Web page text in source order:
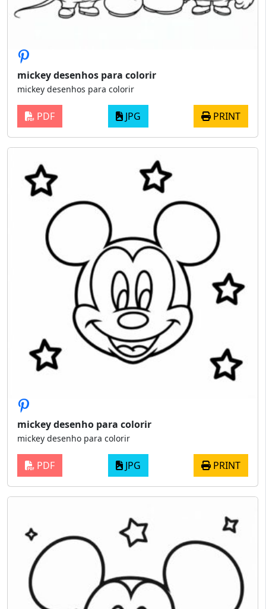
mickey desenhos para colorir
mickey desenhos para colorir
PDF JPG PRINT
mickey desenho para colorir
mickey desenho para colorir
PDF JPG PRINT